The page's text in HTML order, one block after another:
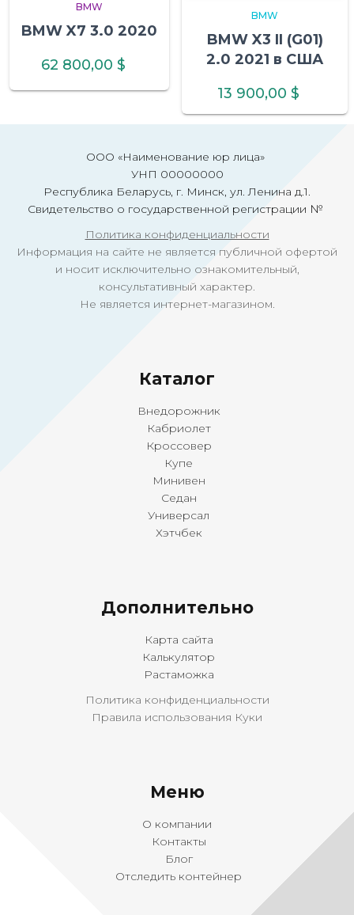
BMW
BMW X7 3.0 2020
62 800,00 $
BMW
BMW X3 II (G01)
2.0 2021 в США
13 900,00 $
ООО «Наименование юр лица»
УНП 00000000
Республика Беларусь, г. Минск, ул. Ленина д.1.
Свидетельство о государственной регистрации №
Политика конфиденциальности
Информация на сайте не является публичной офертой
и носит исключительно ознакомительный,
консультативный характер.
Не является интернет-магазином.
Каталог
Внедорожник
Кабриолет
Кроссовер
Купе
Минивен
Седан
Универсал
Хэтчбек
Дополнительно
Карта сайта
Калькулятор
Растаможка
Политика конфиденциальности
Правила использования Куки
Меню
О компании
Контакты
Блог
Отследить контейнер